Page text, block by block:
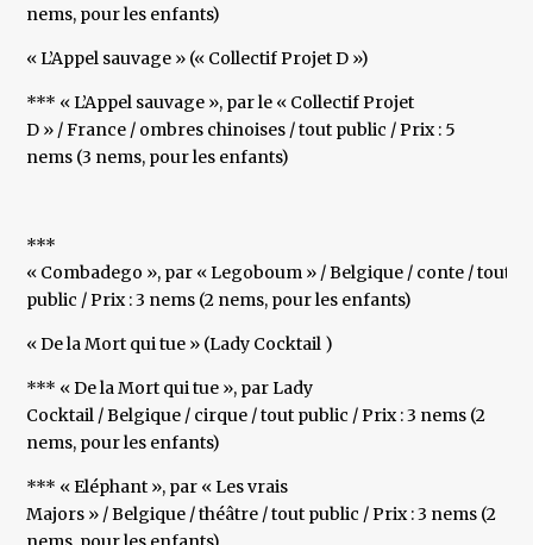
nems, pour les enfants)
« L’Appel sauvage » (« Collectif Projet D »)
*** « L’Appel sauvage », par le « Collectif Projet
D » / France / ombres chinoises / tout public / Prix : 5
nems (3 nems, pour les enfants)
***
« Combadego », par « Legoboum » / Belgique / conte / tout
public / Prix : 3 nems (2 nems, pour les enfants)
« De la Mort qui tue » (Lady Cocktail )
*** « De la Mort qui tue », par Lady
Cocktail / Belgique / cirque / tout public / Prix : 3 nems (2
nems, pour les enfants)
*** « Eléphant », par « Les vrais
Majors » / Belgique / théâtre / tout public / Prix : 3 nems (2